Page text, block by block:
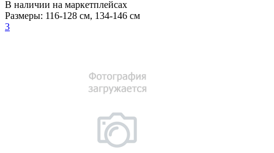
В наличии на маркетплейсах
Размеры: 116-128 см, 134-146 см
3